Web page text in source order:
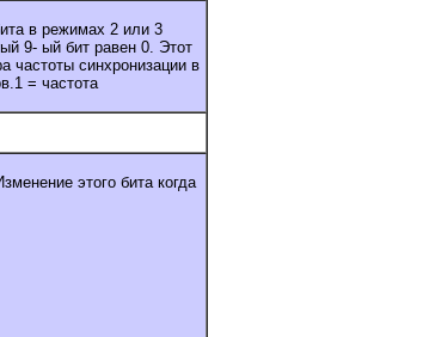
в режимах 2 или 3
9- ый бит равен 0. Этот
частоты синхронизации в
= частота
этого бита когда